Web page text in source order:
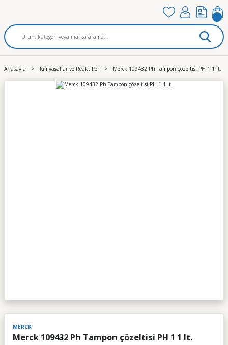
Anasayfa Kimyasallar ve Reaktifler Merck 109432 Ph Tampon çözeltisi PH 1 1 lt.
MERCK
Merck 109432 Ph Tampon çözeltisi PH 1 1 lt.